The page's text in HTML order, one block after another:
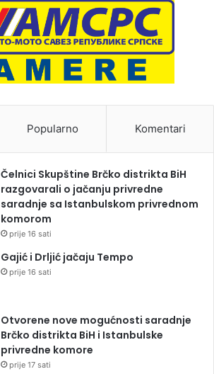
Popularno Komentari
Čelnici Skupštine Brčko distrikta BiH
razgovarali o jačanju privredne
saradnje sa Istanbulskom privrednom
komorom
prije 16 sati
Gajić i Drljić jačaju Tempo
prije 16 sati
Otvorene nove mogućnosti saradnje
Brčko distrikta BiH i Istanbulske
privredne komore
prije 17 sati